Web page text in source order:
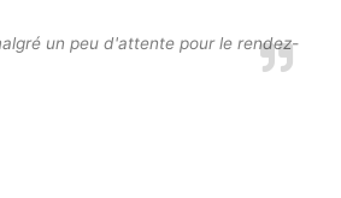
un peu d'attente pour le rendez-